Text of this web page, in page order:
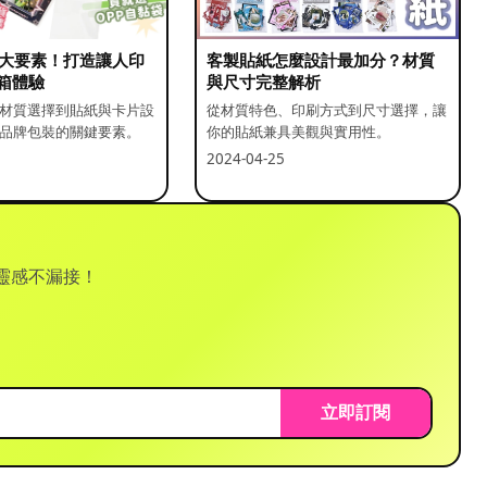
要素！打造讓人印
體驗
質選擇到貼紙與卡片設
牌包裝的關鍵要素。
客製貼紙怎麼設計最加分？材質
與尺寸完整解析
從材質特色、印刷方式到尺寸選擇，讓
你的貼紙兼具美觀與實用性。
2024-04-25
不漏接！
立即訂閱